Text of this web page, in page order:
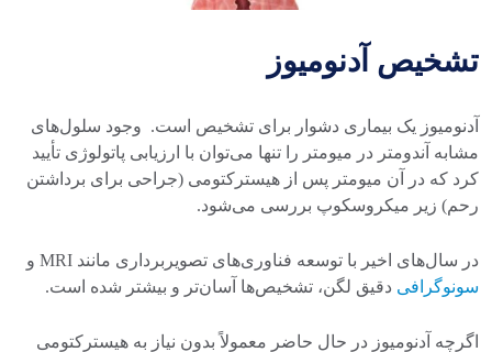
تشخیص آدنومیوز
آدنومیوز یک بیماری دشوار برای تشخیص است. وجود سلول‌های
مشابه آندومتر در میومتر را تنها می‌توان با ارزیابی پاتولوژی تأیید
کرد که در آن میومتر پس از هیسترکتومی (جراحی برای برداشتن
رحم) زیر میکروسکوپ بررسی می‌شود.
در سال‌های اخیر با توسعه فناوری‌های تصویربرداری مانند MRI و
سونوگرافی دقیق لگن، تشخیص‌ها آسان‌تر و بیشتر شده است.
اگرچه آدنومیوز در حال حاضر معمولاً بدون نیاز به هیسترکتومی